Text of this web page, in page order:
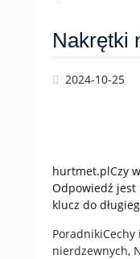
Nakrętki
2024-10-25
hurtmet.plCzy
Odpowiedź jest
klucz do
PoradnikiCechy
nierdzewnych,